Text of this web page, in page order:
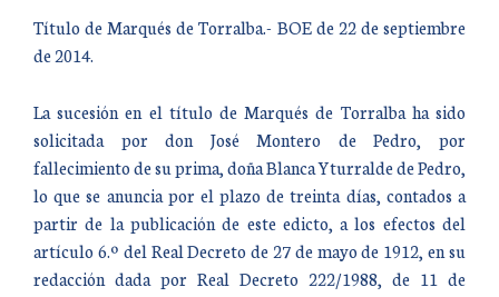
Título de Marqués de Torralba.- BOE de 22 de septiembre
de 2014.
La sucesión en el título de Marqués de Torralba ha sido
solicitada por don José Montero de Pedro, por
fallecimiento de su prima, doña Blanca Yturralde de Pedro,
lo que se anuncia por el plazo de treinta días, contados a
partir de la publicación de este edicto, a los efectos del
artículo 6.º del Real Decreto de 27 de mayo de 1912, en su
redacción dada por Real Decreto 222/1988, de 11 de